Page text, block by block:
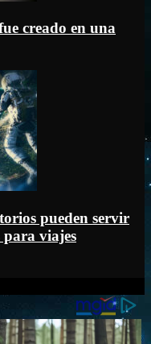
creado en una
pueden servir
para viajes